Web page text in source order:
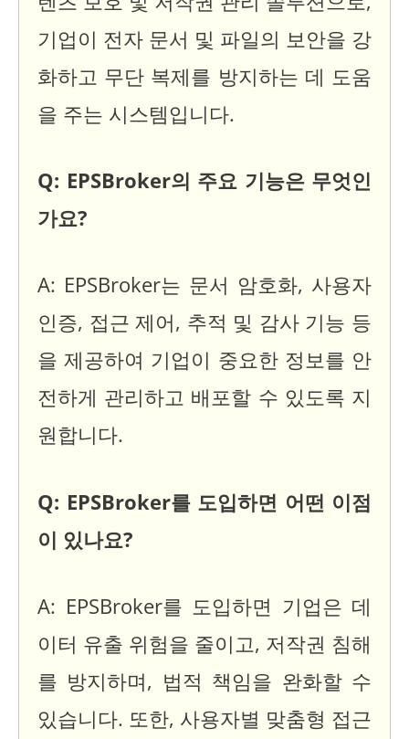
기업이 전자 문서 및 파일의 보안을 강
화하고 무단 복제를 방지하는 데 도움
을 주는 시스템입니다.
Q: EPSBroker의 주요 기능은 무엇인
가요?
A: EPSBroker는 문서 암호화, 사용자
인증, 접근 제어, 추적 및 감사 기능 등
을 제공하여 기업이 중요한 정보를 안
전하게 관리하고 배포할 수 있도록 지
원합니다.
Q: EPSBroker를 도입하면 어떤 이점
이 있나요?
A: EPSBroker를 도입하면 기업은 데
이터 유출 위험을 줄이고, 저작권 침해
를 방지하며, 법적 책임을 완화할 수
있습니다. 또한, 사용자별 맞춤형 접근